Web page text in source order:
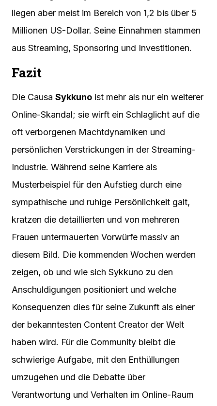
liegen aber meist im Bereich von 1,2 bis über 5
Millionen US-Dollar. Seine Einnahmen stammen
aus Streaming, Sponsoring und Investitionen.
Fazit
Die Causa Sykkuno ist mehr als nur ein weiterer
Online-Skandal; sie wirft ein Schlaglicht auf die
oft verborgenen Machtdynamiken und
persönlichen Verstrickungen in der Streaming-
Industrie. Während seine Karriere als
Musterbeispiel für den Aufstieg durch eine
sympathische und ruhige Persönlichkeit galt,
kratzen die detaillierten und von mehreren
Frauen untermauerten Vorwürfe massiv an
diesem Bild. Die kommenden Wochen werden
zeigen, ob und wie sich Sykkuno zu den
Anschuldigungen positioniert und welche
Konsequenzen dies für seine Zukunft als einer
der bekanntesten Content Creator der Welt
haben wird. Für die Community bleibt die
schwierige Aufgabe, mit den Enthüllungen
umzugehen und die Debatte über
Verantwortung und Verhalten im Online-Raum